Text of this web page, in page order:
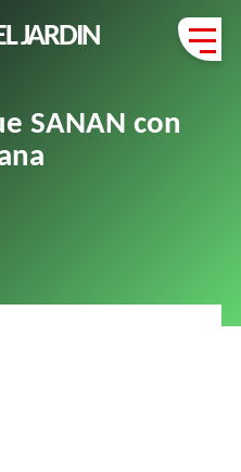
JARDIN
SANAN con